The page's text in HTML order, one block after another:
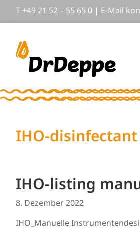
Hauptnavigation
springen
main
Fußzeile
springen
T +49 21 52 – 55 65 0 | E-Mail nok
schützen,
was
IHO-
IHO-listing
8. Dezember 2022
IHO_Manuelle